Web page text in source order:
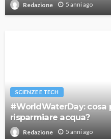
Redazione 5 anni ago
SCIENZE E TECH
#WorldWaterDay: cosa
risparmiare acqua?
Redazione 5 anni ago